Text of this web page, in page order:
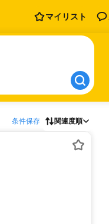
マイリスト
条件保存 関連度順